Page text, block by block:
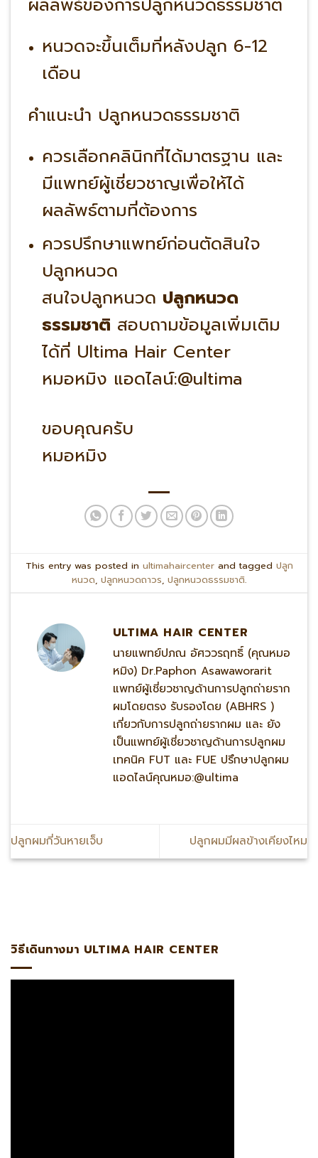
หนวดจะขึ้นเต็มที่หลังปลูก 6-12
เดือน
คำแนะนำ ปลูกหนวดธรรมชาติ
ควรเลือกคลินิกที่ได้มาตรฐาน และ
มีแพทย์ผู้เชี่ยวชาญเพื่อให้ได้
ผลลัพธ์ตามที่ต้องการ
ควรปรึกษาแพทย์ก่อนตัดสินใจ
ปลูกหนวด
สนใจปลูกหนวด ปลูกหนวด
ธรรมชาติ สอบถามข้อมูลเพิ่มเติม
ได้ที่ Ultima Hair Center
หมอหมิง แอดไลน์:@ultima
ขอบคุณครับ
หมอหมิง
This entry was posted in ultimahaircenterand tagged ปลูก
หนวด, ปลูกหนวดถาวร, ปลูกหนวดธรรมชาติ.
ULTIMA HAIR CENTER
นายแพทย์ปภณ อัศววรฤทธิ์ (คุณหมอ
หมิง) Dr.Paphon Asawaworarit
แพทย์ผู้เชี่ยวชาญด้านการปลูกถ่ายราก
ผมโดยตรง รับรองโดย (ABHRS )
เกี่ยวกับการปลูกถ่ายรากผม และ ยัง
เป็นแพทย์ผู้เชี่ยวชาญด้านการปลูกผม
เทคนิค FUT และ FUE ปรึกษาปลูกผม
แอดไลน์คุณหมอ:@ultima
ปลูกผมกี่วันหายเจ็บ ปลูกผมมีผลข้างเคียงไหม
วิธีเดินทางมา ULTIMA HAIR CENTER